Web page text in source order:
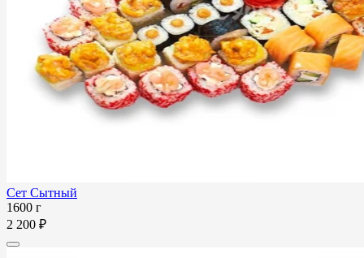
Сет Сытный
1600 г
2 200 ₽